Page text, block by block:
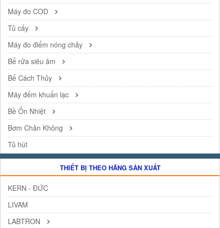
Máy đo COD
Tủ cấy
Máy đo điểm nóng chảy
Bể rửa siêu âm
Bể Cách Thủy
Máy đếm khuẩn lạc
Bề Ổn Nhiệt
Bơm Chân Không
Tủ hút
THIẾT BỊ THEO HÃNG SẢN XUẤT
KERN - ĐỨC
LIVAM
LABTRON